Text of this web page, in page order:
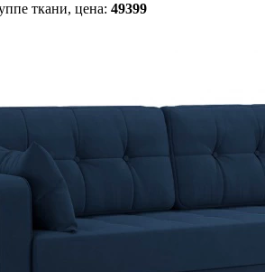
ткани, цена: 49399